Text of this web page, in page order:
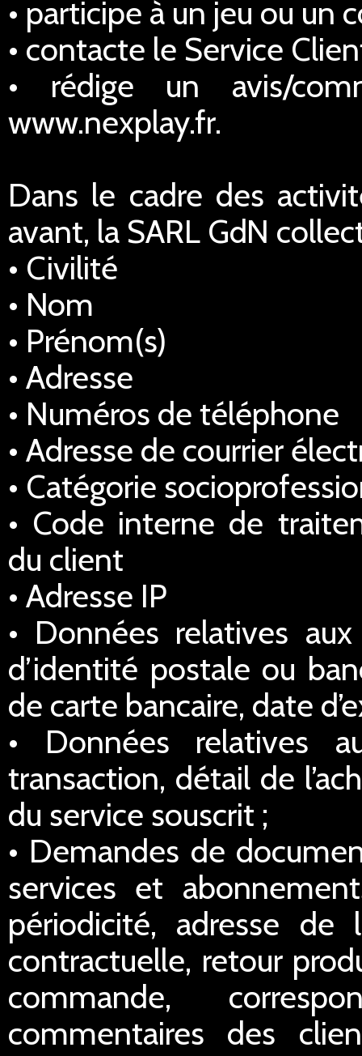
• participe à un jeu ou un
• contacte le Service
• rédige un avis/
www.nexplay.fr.
Dans le cadre des
avant, la SARL GdN
• Civilité
• Nom
• Prénom(s)
• Adresse
• Numéros de téléphone
• Adresse de courrier
• Catégorie
• Code interne de
du client
• Adresse IP
• Données relatives
d’identité postale ou
de carte bancaire, date
• Données relatives
transaction, détail de
du service souscrit ;
• Demandes de
services et
périodicité, adresse de
contractuelle, retour
commande,
commentaires des